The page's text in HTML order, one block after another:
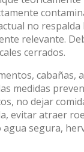
no
relevante.
cerrados.
cabañas,
medidas
no dejar
evitar atraer
segura,